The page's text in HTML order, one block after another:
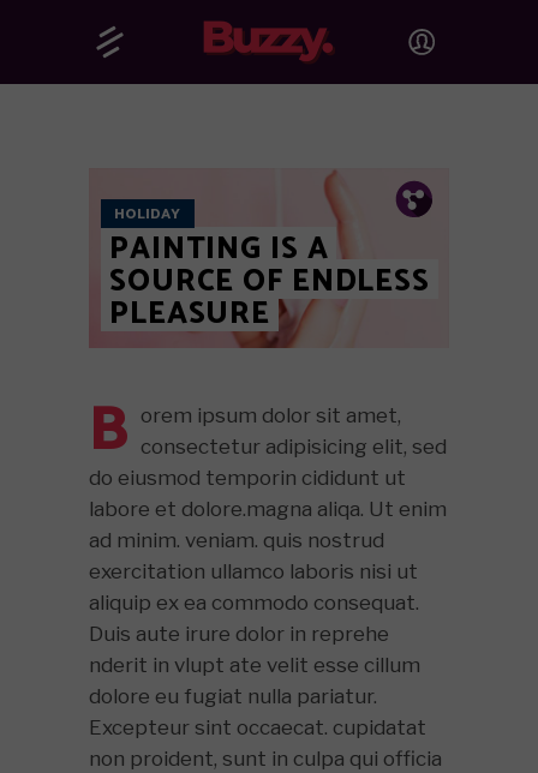
Fb.
Tw.
Pin.
HOLIDAY
PAINTING IS A
SOURCE OF ENDLESS
PLEASURE
B orem ipsum dolor sit amet,
consectetur adipisicing elit, sed
do eiusmod temporin cididunt ut
labore et dolore.magna aliqa. Ut enim
ad minim. veniam. quis nostrud
exercitation ullamco laboris nisi ut
aliquip ex ea commodo consequat.
Duis aute irure dolor in reprehe
nderit in vlupt ate velit esse cillum
dolore eu fugiat nulla pariatur.
Excepteur sint occaecat. cupidatat
non proident, sunt in culpa qui officia